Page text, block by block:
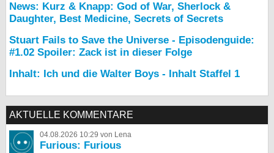
News: Kurz & Knapp: God of War, Sherlock &
Daughter, Best Medicine, Secrets of Secrets
Stuart Fails to Save the Universe - Episodenguide:
#1.02 Spoiler: Zack ist in dieser Folge
Inhalt: Ich und die Walter Boys - Inhalt Staffel 1
AKTUELLE KOMMENTARE
04.08.2026 10:29 von Lena
Furious: Furious